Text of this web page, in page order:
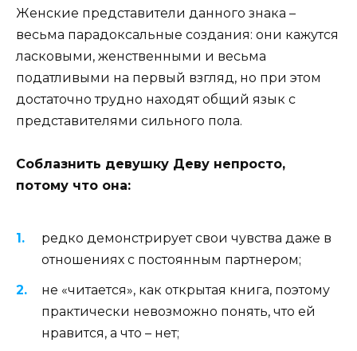
Женские представители данного знака –
весьма парадоксальные создания: они кажутся
ласковыми, женственными и весьма
податливыми на первый взгляд, но при этом
достаточно трудно находят общий язык с
представителями сильного пола.
Соблазнить девушку Деву непросто,
потому что она:
редко демонстрирует свои чувства даже в
отношениях с постоянным партнером;
не «читается», как открытая книга, поэтому
практически невозможно понять, что ей
нравится, а что – нет;